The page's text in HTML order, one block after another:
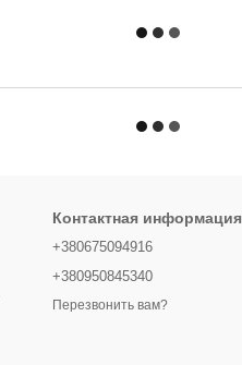
Контактная информация
+380675094916
+380950845340
Перезвонить вам?